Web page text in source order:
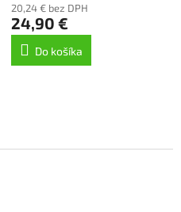
20,24 € bez DPH
24,90 €
Do košíka